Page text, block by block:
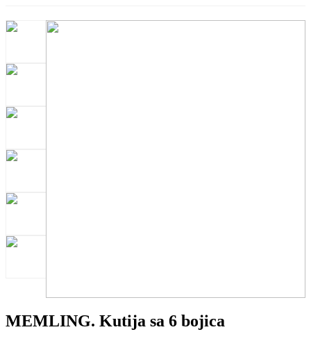
MEMLING. Kutija sa 6 bojica